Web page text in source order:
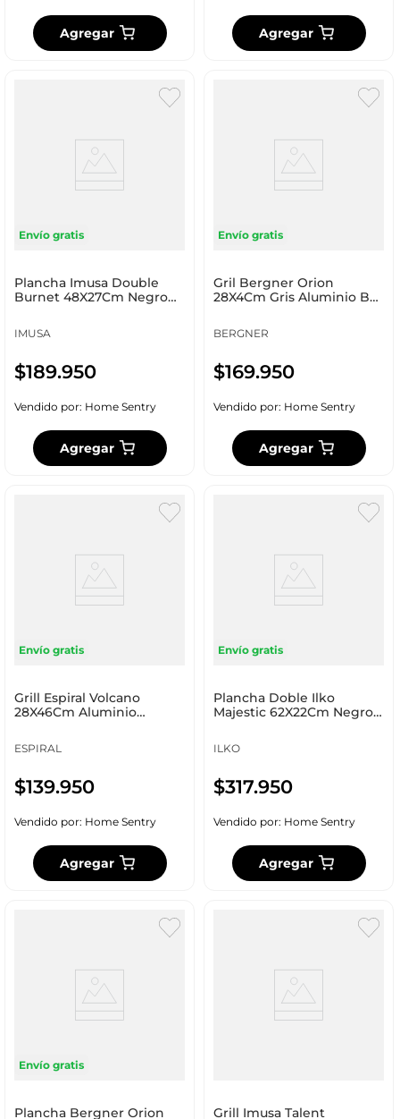
Agregar Agregar
Envío gratis
Plancha Imusa Double
Burnet 48X27Cm Negro
IMUSA
$189.950
Vendido por: Home Sentry
Agregar
Envío gratis
Gril Bergner Orion
28X4Cm Gris Aluminio Bg-
BERGNER
$169.950
Vendido por: Home Sentry
Agregar
Envío gratis
Grill Espiral Volcano
28X46Cm Aluminio
ESPIRAL
$139.950
Vendido por: Home Sentry
Agregar
Envío gratis
Plancha Doble Ilko
Majestic 62X22Cm Negro
ILKO
$317.950
Vendido por: Home Sentry
Agregar
Envío gratis
Plancha Bergner Orion Grill Imusa Talent